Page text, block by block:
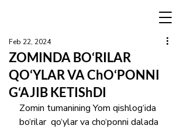
ZOMINDA BO‘RILAR
QO‘YLAR VA ChO‘PONNI
G‘AJIB KETIShDI
Feb 22, 2024
Zomin tumanining Yom qishlog‘ida
bo‘rilar  qo‘ylar va cho‘ponni dalada